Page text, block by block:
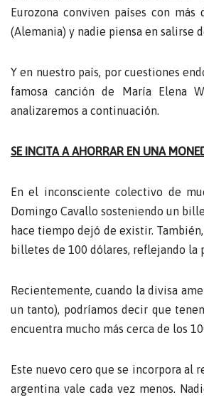
Eurozona conviven países con
(Alemania) y nadie piensa en salirse
Y en nuestro país, por cuestiones
famosa canción de María Elena
analizaremos a continuación.
SE INCITA A AHORRAR EN UNA
En el inconsciente colectivo de
Domingo Cavallo sosteniendo un
hace tiempo dejó de existir.
billetes de 100 dólares, reflejando la
Recientemente, cuando la divisa
un tanto), podríamos decir que
encuentra mucho más cerca de los
Este nuevo cero que se incorpora al
argentina vale cada vez menos.